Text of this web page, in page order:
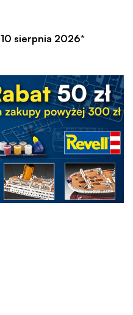
10 sierpnia 2026*